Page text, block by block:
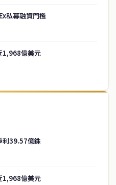
私募融資門檻
1,968億美元
利39.57億銖
1,968億美元
於曼谷的中文新聞媒體，致力於